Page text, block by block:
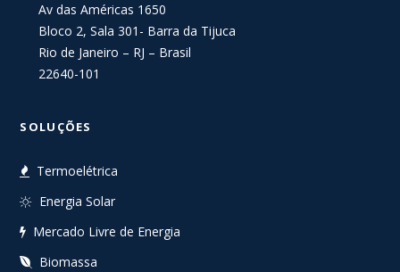
Av das Américas 1650
Bloco 2, Sala 301- Barra da Tijuca
Rio de Janeiro – RJ – Brasil
22640-101
SOLUÇÕES
Termoelétrica
Energia Solar
Mercado Livre de Energia
Biomassa